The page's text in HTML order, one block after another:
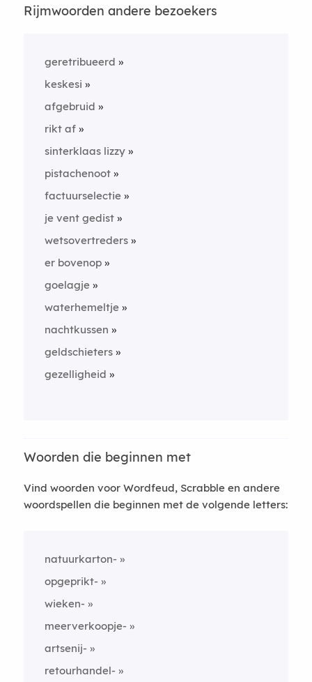
Rijmwoorden andere bezoekers
geretribueerd
keskesi
afgebruid
rikt af
sinterklaas lizzy
pistachenoot
factuurselectie
je vent gedist
wetsovertreders
er bovenop
goelagje
waterhemeltje
nachtkussen
geldschieters
gezelligheid
Woorden die beginnen met
Vind woorden voor Wordfeud, Scrabble en andere
woordspellen die beginnen met de volgende letters:
natuurkarton-
opgeprikt-
wieken-
meerverkoopje-
artsenij-
retourhandel-